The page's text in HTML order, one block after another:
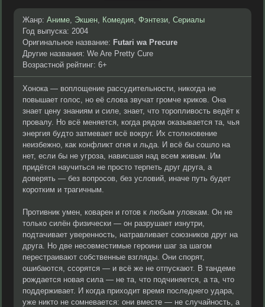
Жанр: Аниме, Экшен, Комедия, Фэнтези, Сериалы
Год выпуска: 2004
Оригинальное название: Futari wa Precure
Другие названия: We Are Pretty Cure
Возрастной рейтинг: 6+
Хонока — воплощение рассудительности, никогда не
повышает голос, но её слова звучат громче криков. Она
знает цену знаниям и силе, знает, что торопливость ведёт к
провалу. Но всё меняется, когда рядом оказывается та, чья
энергия будто затмевает всё вокруг. Их столкновение
неизбежно, как конфликт огня и льда. И всё бы сошло на
нет, если бы не угроза, нависшая над всем живым. Им
придётся научиться не просто терпеть друг друга, а
доверять — без вопросов, без условий, иначе путь будет
коротким и трагичным.
Противник умен, коварен и готов к любым уловкам. Он не
только силён физически — он разрушает изнутри,
подтачивает уверенность, натравливает союзников друг на
друга. Но две несовместимые героини шаг за шагом
перестраивают собственные взгляды. Они спорят,
ошибаются, ссорятся — и всё же не отпускают. В тандеме
рождается новая сила — не та, что подчиняется, а та, что
поддерживает. И когда приходит время последнего удара,
уже никто не сомневается: они вместе — не случайность, а